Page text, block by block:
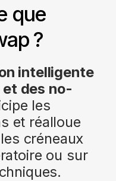
que
?
intelligente
des no-
les
et réalloue
créneaux
ou sur